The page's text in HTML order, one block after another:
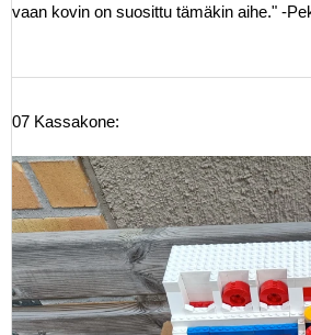
vaan kovin on suosittu tämäkin aihe." -
07 Kassakone: